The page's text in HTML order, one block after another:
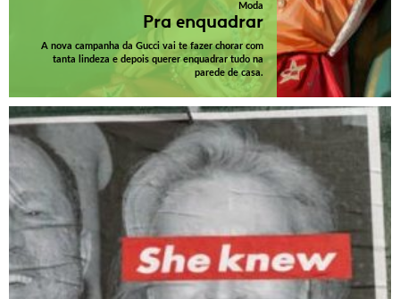
Moda
Pra enquadrar
A nova campanha da Gucci vai te fazer chorar com
tanta lindeza e depois querer enquadrar tudo na
parede de casa.